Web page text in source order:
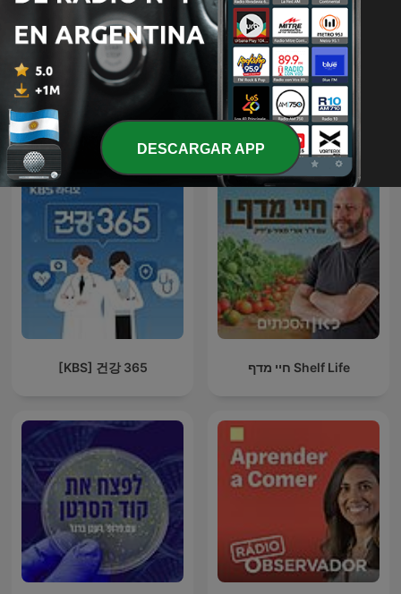
ASMR Sleep Somos Z Podcast
Más podcasts internacionales de Salud y
forma física
[KBS] 건강 365 חיי מדף Shelf Life
DESCARGAR APP